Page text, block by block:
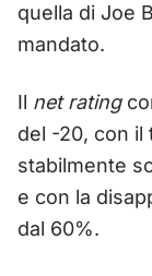
quella di Joe
mandato.
Il net rating
del -20, con il
stabilmente
e con la
dal 60%.